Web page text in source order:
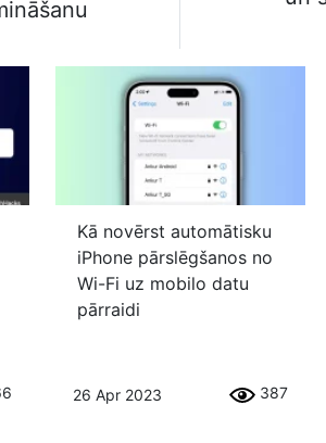
Kā novērst automātisku
iPhone pārslēgšanos no
Wi-Fi uz mobilo datu
pārraidi
26 Apr 2023 387